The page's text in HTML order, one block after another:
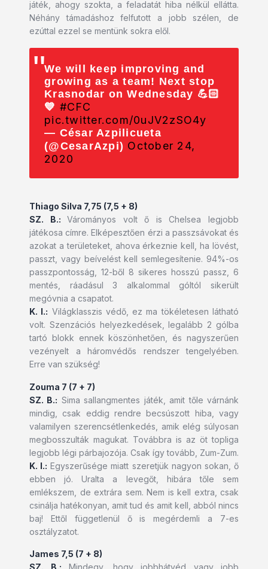
játék, ahogy szokta, a feladatát hiba nélkül ellátta.
Néhány támadáshoz felfutott a jobb szélen, de
ezúttal ezzel se mentünk sokra elől.
We will keep improving and
growing as a team! Next stop
Krasnodar on Wednesday 💪🏻
💙 #CFC
pic.twitter.com/0uJV2zSO4y
— César Azpilicueta
(@CesarAzpi) October 24,
2020
Thiago Silva 7,75 (7,5 + 8)
SZ. B.:Várományos volt ő is Chelsea legjobb
játékosa címre. Elképesztően érzi a passzsávokat és
azokat a területeket, ahova érkeznie kell, ha lövést,
passzt, vagy beívelést kell semlegesítenie. 94%-os
passzpontosság, 12-ből 8 sikeres hosszú passz, 6
mentés, ráadásul 3 alkalommal góltól sikerült
megóvnia a csapatot.
K. I.: Világklasszis védő, ez ma tökéletesen látható
volt. Szenzációs helyezkedések, legalább 2 gólba
tartó blokk ennek köszönhetően, és nagyszerűen
vezényelt a háromvédős rendszer tengelyében.
Erre van szükség!
Zouma 7 (7 + 7)
SZ. B.: Sima sallangmentes játék, amit tőle várnánk
mindig, csak eddig rendre becsúszott hiba, vagy
valamilyen szerencsétlenkedés, amik elég súlyosan
megbosszulták magukat. Továbbra is az öt topliga
legjobb légi párbajozója. Csak így tovább, Zum-Zum.
K. I.: Egyszerűsége miatt szeretjük nagyon sokan, ő
ebben jó. Uralta a levegőt, hibára tőle sem
emlékszem, de extrára sem. Nem is kell extra, csak
csinálja hatékonyan, amit tud és amit kell, abból nincs
baj! Ettől függetlenül ő is megérdemli a 7-es
osztályzatot.
James 7,5 (7 + 8)
SZ. B.: Mindegy, hogy jobbhátvéd vagy jobb